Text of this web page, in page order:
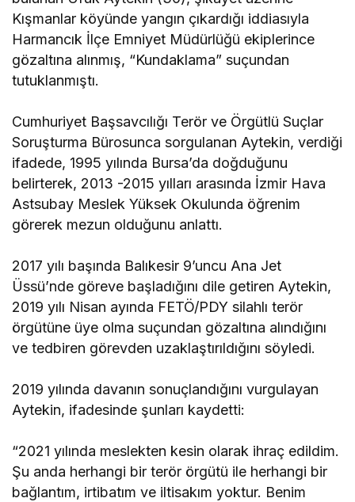
Kışmanlar köyünde yangın çıkardığı iddiasıyla
Harmancık İlçe Emniyet Müdürlüğü ekiplerince
gözaltına alınmış, “Kundaklama” suçundan
tutuklanmıştı.
Cumhuriyet Başsavcılığı Terör ve Örgütlü Suçlar
Soruşturma Bürosunca sorgulanan Aytekin, verdiği
ifadede, 1995 yılında Bursa’da doğduğunu
belirterek, 2013 -2015 yılları arasında İzmir Hava
Astsubay Meslek Yüksek Okulunda öğrenim
görerek mezun olduğunu anlattı.
2017 yılı başında Balıkesir 9’uncu Ana Jet
Üssü’nde göreve başladığını dile getiren Aytekin,
2019 yılı Nisan ayında FETÖ/PDY silahlı terör
örgütüne üye olma suçundan gözaltına alındığını
ve tedbiren görevden uzaklaştırıldığını söyledi.
2019 yılında davanın sonuçlandığını vurgulayan
Aytekin, ifadesinde şunları kaydetti:
“2021 yılında meslekten kesin olarak ihraç edildim.
Şu anda herhangi bir terör örgütü ile herhangi bir
bağlantım, irtibatım ve iltisakım yoktur. Benim